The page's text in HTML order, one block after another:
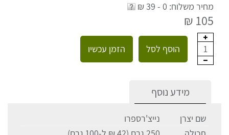
מחיר משלוח: 0 - 39 ₪
105 ₪
1 הוסף לסל הזמן עכשיו
מידע נוסף
שם יצרן
נייצ'רספרו